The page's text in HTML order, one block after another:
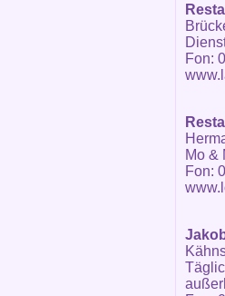
Fon:
Mo &
Fon: